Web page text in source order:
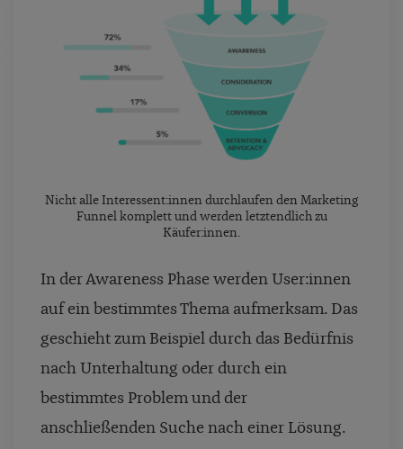
Nicht alle Interessent:innen durchlaufen den Marketing
Funnel komplett und werden letztendlich zu
Käufer:innen.
In der Awareness Phase werden User:innen
auf ein bestimmtes Thema aufmerksam. Das
geschieht zum Beispiel durch das Bedürfnis
nach Unterhaltung oder durch ein
bestimmtes Problem und der
anschließenden Suche nach einer Lösung.